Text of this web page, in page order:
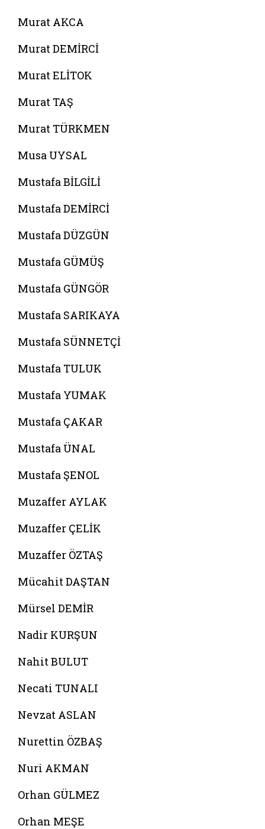
Murat AKCA
Murat DEMİRCİ
Murat ELİTOK
Murat TAŞ
Murat TÜRKMEN
Musa UYSAL
Mustafa BİLGİLİ
Mustafa DEMİRCİ
Mustafa DÜZGÜN
Mustafa GÜMÜŞ
Mustafa GÜNGÖR
Mustafa SARIKAYA
Mustafa SÜNNETÇİ
Mustafa TULUK
Mustafa YUMAK
Mustafa ÇAKAR
Mustafa ÜNAL
Mustafa ŞENOL
Muzaffer AYLAK
Muzaffer ÇELİK
Muzaffer ÖZTAŞ
Mücahit DAŞTAN
Mürsel DEMİR
Nadir KURŞUN
Nahit BULUT
Necati TUNALI
Nevzat ASLAN
Nurettin ÖZBAŞ
Nuri AKMAN
Orhan GÜLMEZ
Orhan MEŞE